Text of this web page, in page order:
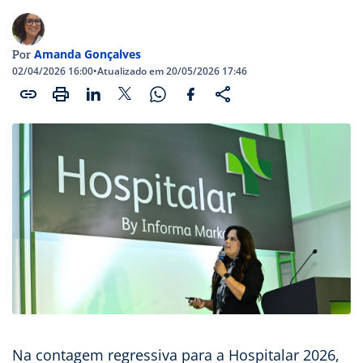
Por Amanda Gonçalves
02/04/2026 16:00•Atualizado em 20/05/2026 17:46
Na contagem regressiva para a Hospitalar 2026,